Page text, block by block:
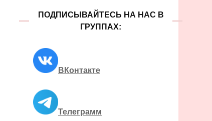
ПОДПИСЫВАЙТЕСЬ НА НАС В
ГРУППАХ:
ВКонтакте
Телеграмм